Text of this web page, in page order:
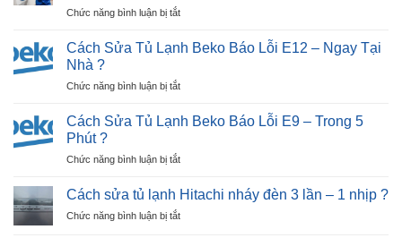
Chức năng bình luận bị tắtở
Máy
Bãi
Hải
30P
Tới
Cách Sửa Tủ Lạnh Beko Báo Lỗi E12 – Ngay Tại
Nhà ?
Chức năng bình luận bị tắtở
Sửa
Beko
Lỗi
–
Cách Sửa Tủ Lạnh Beko Báo Lỗi E9 – Trong 5
Phút ?
Chức năng bình luận bị tắtở
Sửa
Lạnh
Cách sửa tủ lạnh Hitachi nháy đèn 3 lần – 1 nhịp ?
Chức năng bình luận bị tắtở